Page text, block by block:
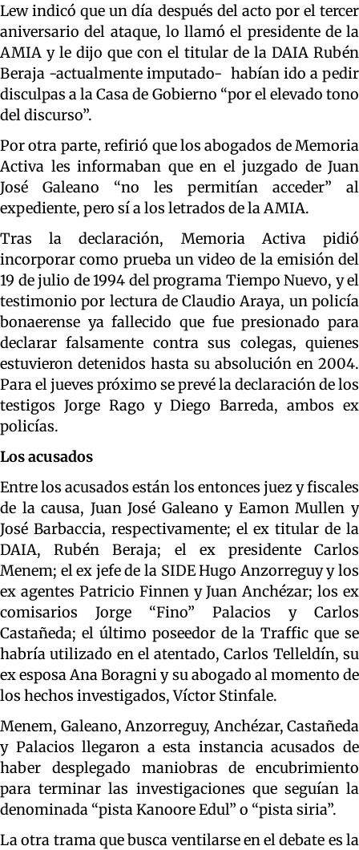
Lew indicó que un día después del acto por el tercer
aniversario del ataque, lo llamó el presidente de la
AMIA y le dijo que con el titular de la DAIA Rubén
Beraja -actualmente imputado- habían ido a pedir
disculpas a la Casa de Gobierno “por el elevado tono
del discurso”.
Por otra parte, refirió que los abogados de Memoria
Activa les informaban que en el juzgado de Juan
José Galeano “no les permitían acceder” al
expediente, pero sí a los letrados de la AMIA.
Tras la declaración, Memoria Activa pidió
incorporar como prueba un video de la emisión del
19 de julio de 1994 del programa Tiempo Nuevo, y el
testimonio por lectura de Claudio Araya, un policía
bonaerense ya fallecido que fue presionado para
declarar falsamente contra sus colegas, quienes
estuvieron detenidos hasta su absolución en 2004.
Para el jueves próximo se prevé la declaración de los
testigos Jorge Rago y Diego Barreda, ambos ex
policías.
Los acusados
Entre los acusados están los entonces juez y fiscales
de la causa, Juan José Galeano y Eamon Mullen y
José Barbaccia, respectivamente; el ex titular de la
DAIA, Rubén Beraja; el ex presidente Carlos
Menem; el ex jefe de la SIDE Hugo Anzorreguy y los
ex agentes Patricio Finnen y Juan Anchézar; los ex
comisarios Jorge “Fino” Palacios y Carlos
Castañeda; el último poseedor de la Traffic que se
habría utilizado en el atentado, Carlos Telleldín, su
ex esposa Ana Boragni y su abogado al momento de
los hechos investigados, Víctor Stinfale.
Menem, Galeano, Anzorreguy, Anchézar, Castañeda
y Palacios llegaron a esta instancia acusados de
haber desplegado maniobras de encubrimiento
para terminar las investigaciones que seguían la
denominada “pista Kanoore Edul” o “pista siria”.
La otra trama que busca ventilarse en el debate es la